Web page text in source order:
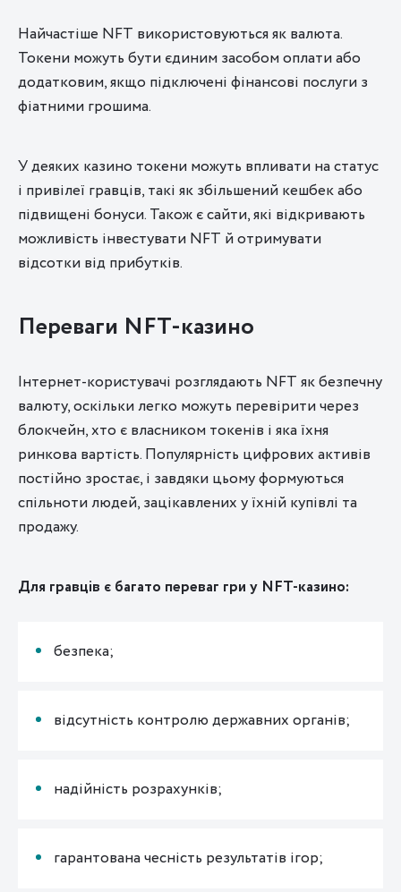
Найчастіше NFT використовуються як валюта.
Токени можуть бути єдиним засобом оплати або
додатковим, якщо підключені фінансові послуги з
фіатними грошима.
У деяких казино токени можуть впливати на статус
і привілеї гравців, такі як збільшений кешбек або
підвищені бонуси. Також є сайти, які відкривають
можливість інвестувати NFT й отримувати
відсотки від прибутків.
Переваги NFT-казино
Інтернет-користувачі розглядають NFT як безпечну
валюту, оскільки легко можуть перевірити через
блокчейн, хто є власником токенів і яка їхня
ринкова вартість. Популярність цифрових активів
постійно зростає, і завдяки цьому формуються
спільноти людей, зацікавлених у їхній купівлі та
продажу.
Для гравців є багато переваг гри у NFT-казино:
безпека;
відсутність контролю державних органів;
надійність розрахунків;
гарантована чесність результатів ігор;